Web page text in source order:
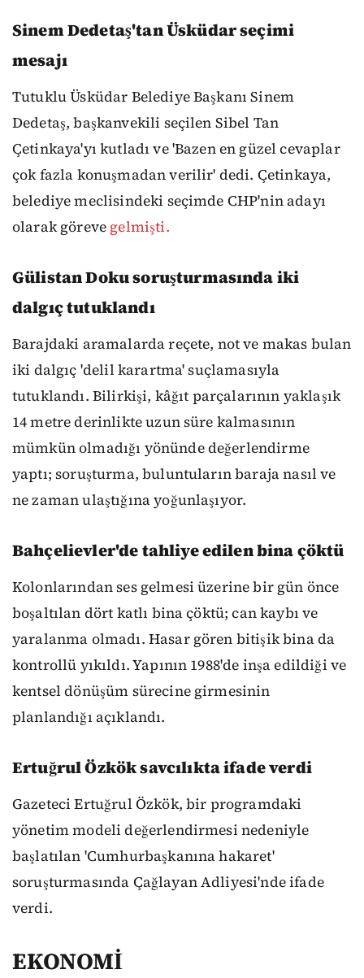
Sinem Dedetaş'tan Üsküdar seçimi
mesajı
Tutuklu Üsküdar Belediye Başkanı Sinem
Dedetaş, başkanvekili seçilen Sibel Tan
Çetinkaya'yı kutladı ve 'Bazen en güzel cevaplar
çok fazla konuşmadan verilir' dedi. Çetinkaya,
belediye meclisindeki seçimde CHP'nin adayı
olarak göreve gelmişti.
Gülistan Doku soruşturmasında iki
dalgıç tutuklandı
Barajdaki aramalarda reçete, not ve makas bulan
iki dalgıç 'delil karartma' suçlamasıyla
tutuklandı. Bilirkişi, kâğıt parçalarının yaklaşık
14 metre derinlikte uzun süre kalmasının
mümkün olmadığı yönünde değerlendirme
yaptı; soruşturma, buluntuların baraja nasıl ve
ne zaman ulaştığına yoğunlaşıyor.
Bahçelievler'de tahliye edilen bina çöktü
Kolonlarından ses gelmesi üzerine bir gün önce
boşaltılan dört katlı bina çöktü; can kaybı ve
yaralanma olmadı. Hasar gören bitişik bina da
kontrollü yıkıldı. Yapının 1988'de inşa edildiği ve
kentsel dönüşüm sürecine girmesinin
planlandığı açıklandı.
Ertuğrul Özkök savcılıkta ifade verdi
Gazeteci Ertuğrul Özkök, bir programdaki
yönetim modeli değerlendirmesi nedeniyle
başlatılan 'Cumhurbaşkanına hakaret'
soruşturmasında Çağlayan Adliyesi'nde ifade
verdi.
EKONOMİ